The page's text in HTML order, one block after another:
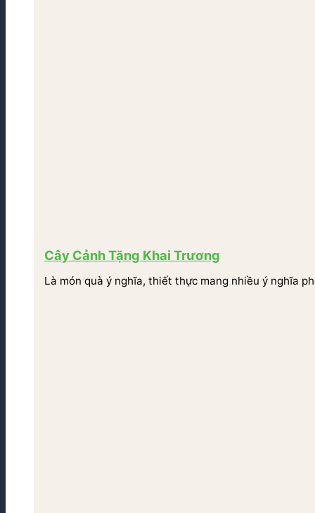
Cây Cảnh Tặng Khai Trương
Là món quà ý nghĩa, thiết thực mang nhiều ý nghĩa